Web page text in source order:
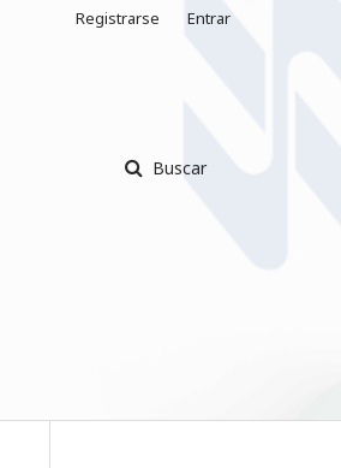
Buscar
Registrarse Entrar